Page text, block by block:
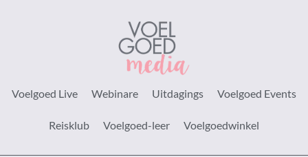
Voelgoed Live Webinare Uitdagings Voelgoed Events
Reisklub Voelgoed-leer Voelgoedwinkel